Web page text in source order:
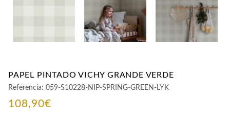
PAPEL PINTADO VICHY GRANDE VERDE
Referencia: 059-S10228-NIP-SPRING-GREEN-LYK
108,90€